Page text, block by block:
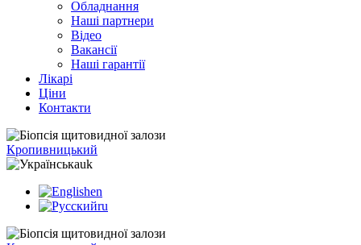
Обладнання
Наші партнери
Відео
Вакансії
Наші гарантії
Лікарі
Ціни
Контакти
Кропивницький
uk
en
ru